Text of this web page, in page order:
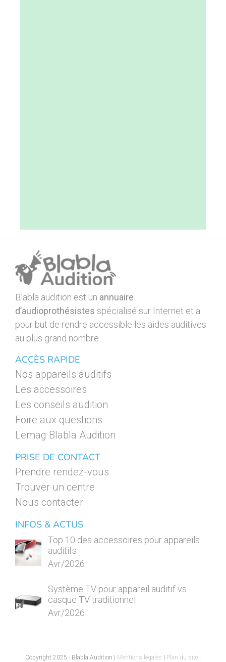
Blabla audition est un annuaire
d’audioprothésistes spécialisé sur Internet et a
pour but de rendre accessible les aides auditives
au plus grand nombre.
ACCÈS RAPIDE
Nos appareils auditifs
Les accessoires
Les conseils audition
Foire aux questions
Lemag Blabla Audition
PRISE DE CONTACT
Prendre rendez-vous
Trouver un centre
Nous contacter
INFOS & ACTUS
Top 10 des accessoires pour appareils
auditifs
Avr/2026
Système TV pour appareil auditif vs
casque TV traditionnel
Avr/2026
Copyright 2025 - Blabla Audition | Mentions légales Plan du site